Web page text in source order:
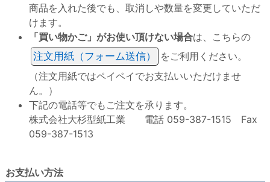
商品を入れた後でも、取消しや数量を変更していただ
けます。
「買い物かご」がお使い頂けない場合は、こちらの
注文用紙（フォーム送信）
をご利用ください。
（注文用紙ではペイペイでお支払いいただけませ
ん。）
下記の電話等でもご注文を承ります。
株式会社大杉型紙工業 電話 059-387-1515 Fax
059-387-1513
お支払い方法